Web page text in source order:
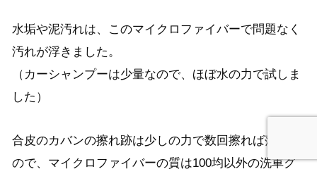
水垢や泥汚れは、このマイクロファイバーで問題なく
汚れが浮きました。
（カーシャンプーは少量なので、ほぼ水の力で試しま
した）
合皮のカバンの擦れ跡は少しの力で数回擦れば落ちた
ので、マイクロファイバーの質は100均以外の洗車グ